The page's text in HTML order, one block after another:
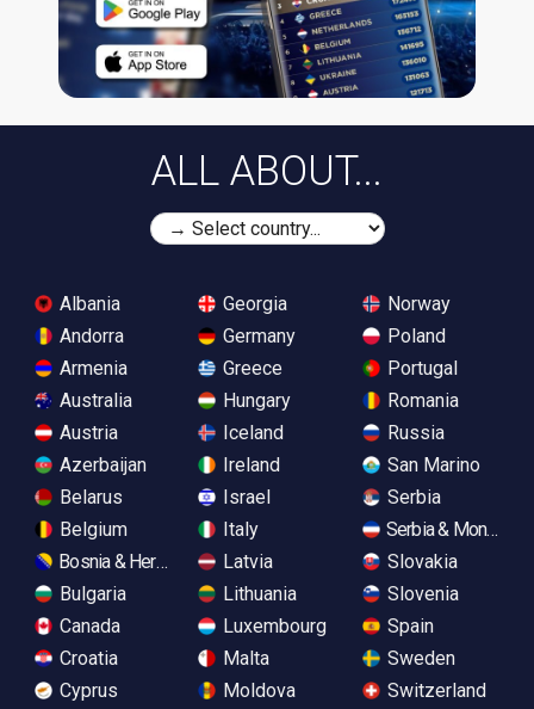
ALL ABOUT...
Albania
Andorra
Armenia
Australia
Austria
Azerbaijan
Belarus
Belgium
Bosnia & Herzegovina
Bulgaria
Canada
Croatia
Cyprus
Georgia
Germany
Greece
Hungary
Iceland
Ireland
Israel
Italy
Latvia
Lithuania
Luxembourg
Malta
Moldova
Norway
Poland
Portugal
Romania
Russia
San Marino
Serbia
Serbia &
Slovakia
Slovenia
Spain
Sweden
Switzerland